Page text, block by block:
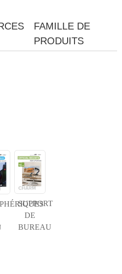
FAMILLE DE
PRODUITS
SUPPORT
DE
BUREAU
IDENTITÉ